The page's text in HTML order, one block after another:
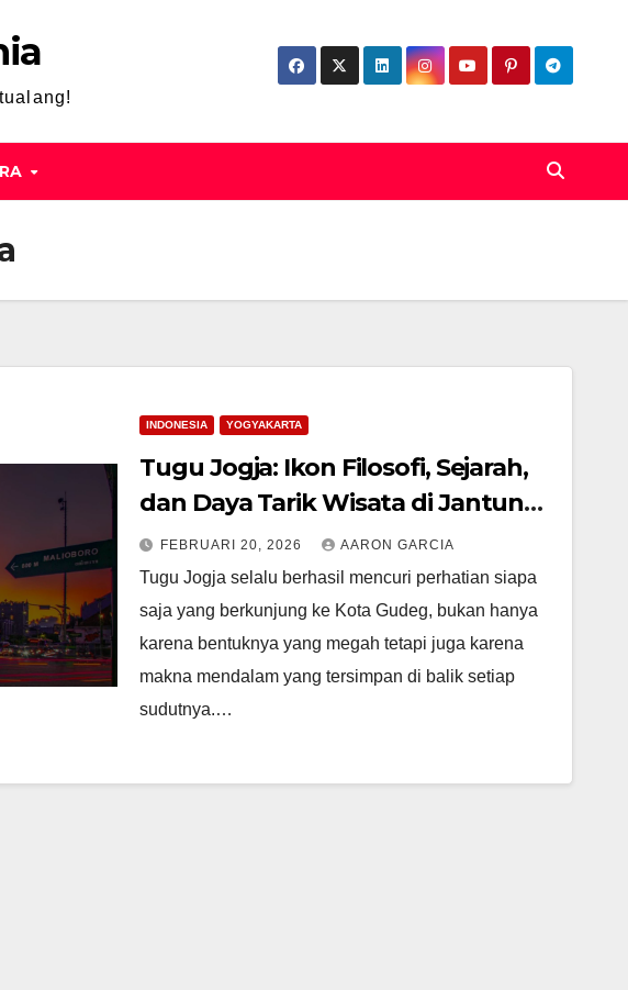
INDONESIA YOGYAKARTA
Tugu Jogja: Ikon Filosofi, Sejarah,
dan Daya Tarik Wisata di Jantung
Yogyakarta
FEBRUARI 20, 2026 AARON GARCIA
Tugu Jogja selalu berhasil mencuri perhatian siapa
saja yang berkunjung ke Kota Gudeg, bukan hanya
karena bentuknya yang megah tetapi juga karena
makna mendalam yang tersimpan di balik setiap
sudutnya.…